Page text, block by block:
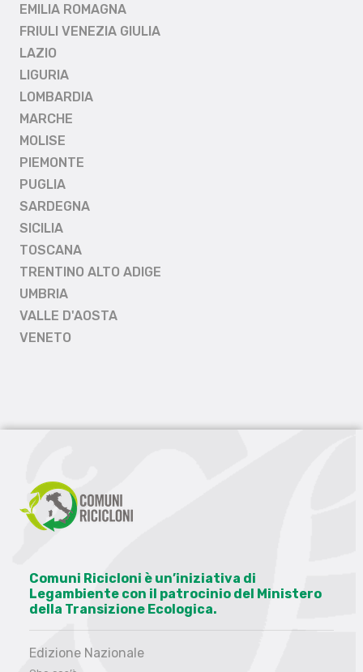
EMILIA ROMAGNA
FRIULI VENEZIA GIULIA
LAZIO
LIGURIA
LOMBARDIA
MARCHE
MOLISE
PIEMONTE
PUGLIA
SARDEGNA
SICILIA
TOSCANA
TRENTINO ALTO ADIGE
UMBRIA
VALLE D'AOSTA
VENETO
Comuni Ricicloni è un’iniziativa di
Legambiente con il patrocinio del Ministero
della Transizione Ecologica.
Edizione Nazionale